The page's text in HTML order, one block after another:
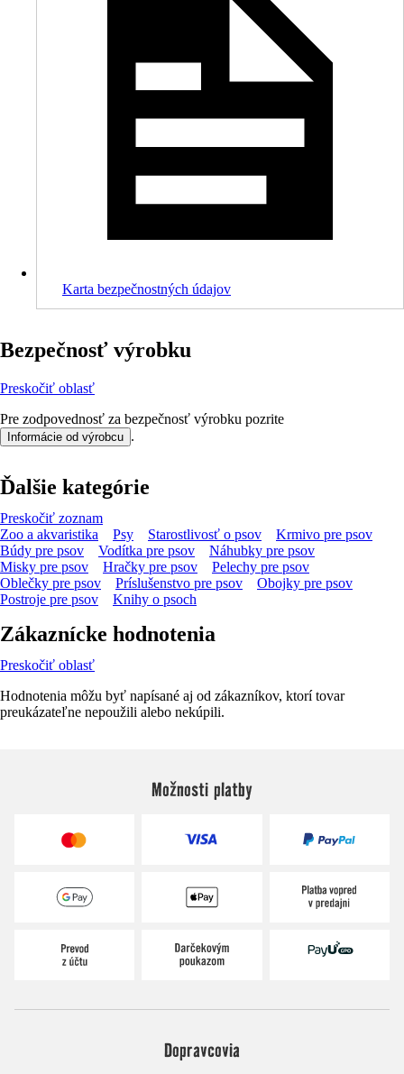
Karta bezpečnostných údajov
Bezpečnosť výrobku
Preskočiť oblasť
Pre zodpovednosť za bezpečnosť výrobku pozrite
Informácie od výrobcu .
Ďalšie kategórie
Preskočiť zoznam
Zoo a akvaristika
Psy Starostlivosť o psov
Krmivo pre psov
Búdy pre psov
Vodítka pre psov
Náhubky pre psov
Misky pre psov
Hračky pre psov
Pelechy pre psov
Oblečky pre psov
Príslušenstvo pre psov
Obojky pre psov
Postroje pre psov
Knihy o psoch
Zákaznícke hodnotenia
Preskočiť oblasť
Hodnotenia môžu byť napísané aj od zákazníkov, ktorí tovar
preukázateľne nepoužili alebo nekúpili.
Možnosti platby
Dopravcovia